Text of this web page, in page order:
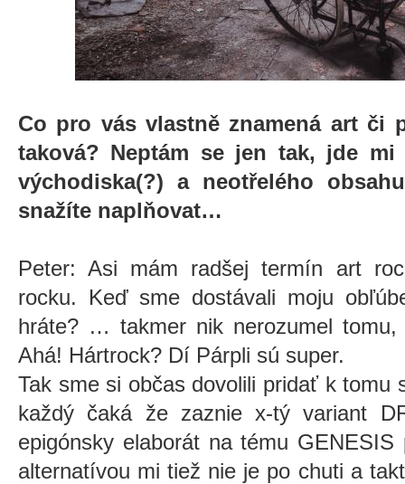
Co pro vás vlastně znamená art či
taková? Neptám se jen tak, jde
východiska(?) a neotřelého
snažíte naplňovat…
Peter: Asi mám radšej termín art
rocku. Keď sme dostávali moju
hráte? … takmer nik nerozumel
Ahá! Hártrock? Dí Párpli sú super.
Tak sme si občas dovolili pridať k tomu
každý čaká že zaznie x-tý variant
epigónsky elaborát na tému
alternatívou mi tiež nie je po chuti a